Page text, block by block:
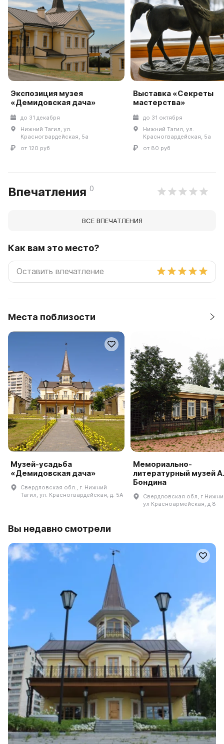
Экспозиция музея
«Демидовская дача»
до 31 декабря
Нижний Тагил, ул.
Красногвардейская, 5а
от 120 руб
Выставка «Секреты
мастерства»
до 31 октября
Нижний Тагил, ул.
Красногвардейская, 5а
от 80 руб
Впечатления 0
ВСЕ ВПЕЧАТЛЕНИЯ
Как вам это место?
Места поблизости
Музей-усадьба
«Демидовская дача»
Свердловская обл., г. Нижний
Тагил, ул. Красногвардейская, д. 5А
Мемориально-
литературный музей
Бондина
Свердловская обл, г
ул Красноармейская, д 8
Вы недавно смотрели